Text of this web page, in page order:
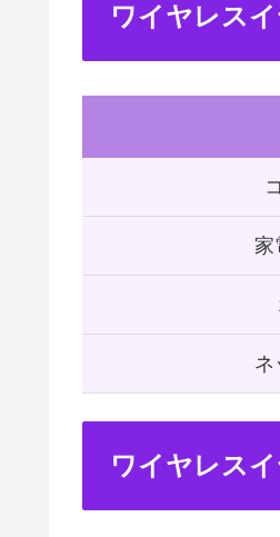
ワイヤレス
家
ネ
ワイヤレス